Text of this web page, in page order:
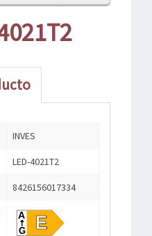
INVES
LED-4021T2
8426156017334